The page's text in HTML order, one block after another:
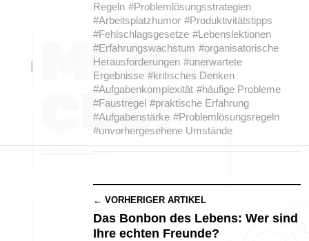
Regeln #Problemlösungsstrategien
#Arbeitsplatzhumor #Produktivitätstipps
#Fehlschlagsgesetze #Lebenslektionen
#Erfahrungswachstum #organisatorische
Herausforderungen #unerwartete
Ergebnisse #kritisches Denken
#Aufgabenkomplexität #häufige Probleme
#Faustregel #praktische Erfahrung
#Aufgabenstärke #Problemlösungsregeln
#unvorhergesehene Umstände
← VORHERIGER ARTIKEL
Das Bonbon des Lebens: Wer sind
Ihre echten Freunde?